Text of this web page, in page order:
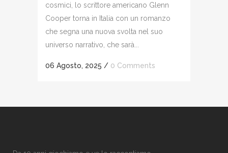
cosmici, lo scrittore americano Glenn
Cooper torna in Italia con un romanzo
che segna una nuova svolta nel suo
universo narrativo, che sarà...
06 Agosto, 2025 / 0 Comments